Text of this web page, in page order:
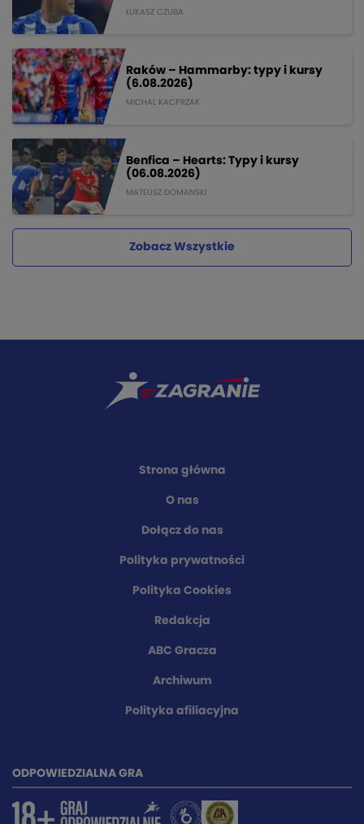
ŁUKASZ CZUBA
Raków – Hammarby: typy i kursy
(6.08.2026)
MICHAL KACPRZAK
Benfica – Hearts: Typy i kursy
(06.08.2026)
MATEUSZ DOMANSKI
Zobacz Wszystkie
Strona główna
O nas
Dołącz do nas
Polityka prywatności
Polityka Cookies
Redakcja
ABC Gracza
Archiwum
Polityka afiliacyjna
ODPOWIEDZIALNA GRA